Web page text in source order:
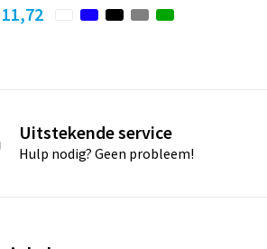
Uitstekende service
Hulp nodig? Geen probleem!